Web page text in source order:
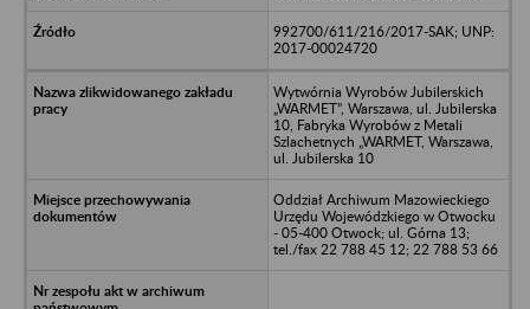
992700/611/216/2017-SAK; UNP:
2017-00024720
Wytwórnia Wyrobów Jubilerskich
„WARMET”, Warszawa, ul. Jubilerska
10, Fabryka Wyrobów z Metali
Szlachetnych „WARMET, Warszawa,
ul. Jubilerska 10
Oddział Archiwum Mazowieckiego
Urzędu Wojewódzkiego w Otwocku
- 05-400 Otwock; ul. Górna 13;
tel./fax 22 788 45 12; 22 788 53 66